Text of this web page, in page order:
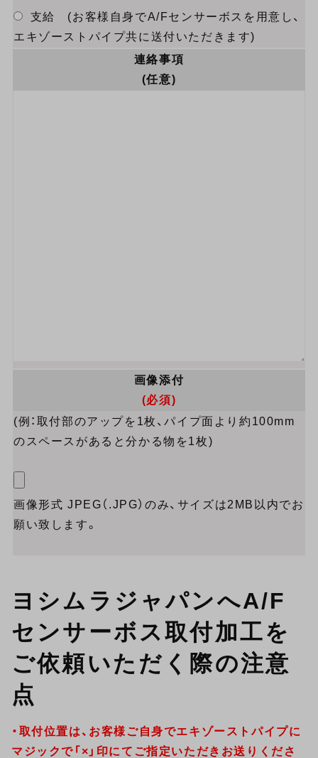
支給 (お客様自身でA/Fセンサーボスを用意し、
エキゾーストパイプ共に送付いただきます)
連絡事項
(任意)
画像添付
(必須)
(例：取付部のアップを1枚、パイプ面より約100mm
のスペースがあると分かる物を1枚)
画像形式 JPEG（.JPG）のみ、サイズは2MB以内でお
願い致します。
ヨシムラジャパンへA/F
センサーボス取付加工を
ご依頼いただく際の注意
点
・取付位置は、お客様ご自身でエキゾーストパイプに
マジックで「×」印にてご指定いただきお送りくださ